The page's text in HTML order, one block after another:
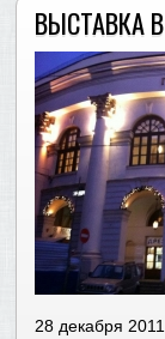
ВЫСТАВКА
28 декабря